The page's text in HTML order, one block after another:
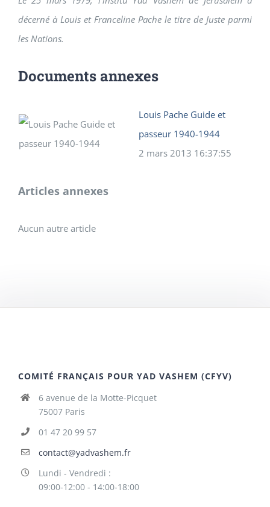
décerné à Louis et Franceline Pache le titre de Juste parmi
les Nations.
Documents annexes
Louis Pache Guide et
passeur 1940-1944
2 mars 2013 16:37:55
Articles annexes
Aucun autre article
COMITÉ FRANÇAIS POUR YAD VASHEM (CFYV)
6 avenue de la Motte-Picquet
75007 Paris
01 47 20 99 57
contact@yadvashem.fr
Lundi - Vendredi :
09:00-12:00 - 14:00-18:00